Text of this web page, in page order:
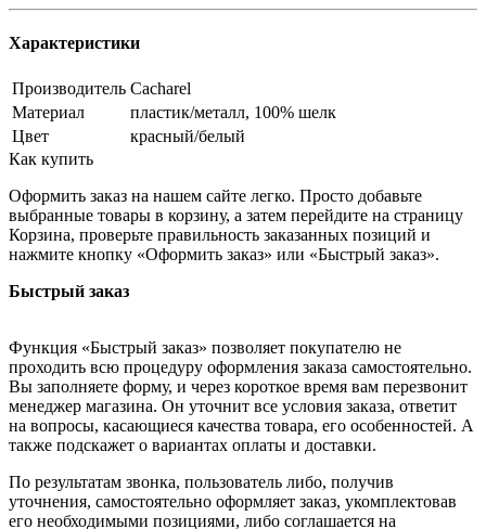
Характеристики
Производитель Cacharel
Материал
пластик/металл, 100% шелк
Цвет
красный/белый
Как купить
Оформить заказ на нашем сайте легко. Просто добавьте
выбранные товары в корзину, а затем перейдите на страницу
Корзина, проверьте правильность заказанных позиций и
нажмите кнопку «Оформить заказ» или «Быстрый заказ».
Быстрый заказ
Функция «Быстрый заказ» позволяет покупателю не
проходить всю процедуру оформления заказа самостоятельно.
Вы заполняете форму, и через короткое время вам перезвонит
менеджер магазина. Он уточнит все условия заказа, ответит
на вопросы, касающиеся качества товара, его особенностей. А
также подскажет о вариантах оплаты и доставки.
По результатам звонка, пользователь либо, получив
уточнения, самостоятельно оформляет заказ, укомплектовав
его необходимыми позициями, либо соглашается на